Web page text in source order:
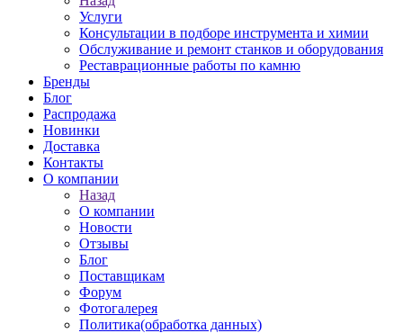
Услуги
Консультации в подборе инструмента и химии
Обслуживание и ремонт станков и оборудования
Реставрационные работы по камню
Бренды
Блог
Распродажа
Новинки
Доставка
Контакты
О компании
Назад
О компании
Новости
Отзывы
Блог
Поставщикам
Форум
Фотогалерея
Политика(обработка данных)